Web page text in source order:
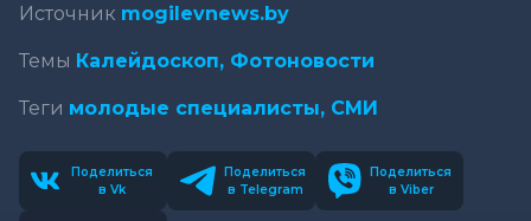
Источник mogilevnews.by
Темы Калейдоскоп, Фотоновости
Теги молодые специалисты, СМИ
Поделиться
в Vk
Поделиться
в Telegram
Поделиться
в Viber